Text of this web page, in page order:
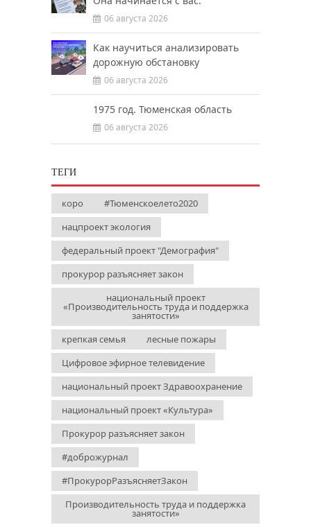
06 августа 2026
Как научиться анализировать
дорожную обстановку
06 августа 2026
1975 год. Тюменская область
06 августа 2026
ТЕГИ
коро
#Тюменскоелето2020
нацпроект экология
федеральный проект "Демография"
прокурор разъясняет закон
национальный проект
«Производительность труда и поддержка
занятости»
крепкая семья
лесные пожары
Цифровое эфирное телевидение
национальный проект Здравоохранение
национальный проект «Культура»
Прокурор разъясняет закон
#доброжурнал
#ПрокурорРазъясняетЗакон
Производительность труда и поддержка
занятости»